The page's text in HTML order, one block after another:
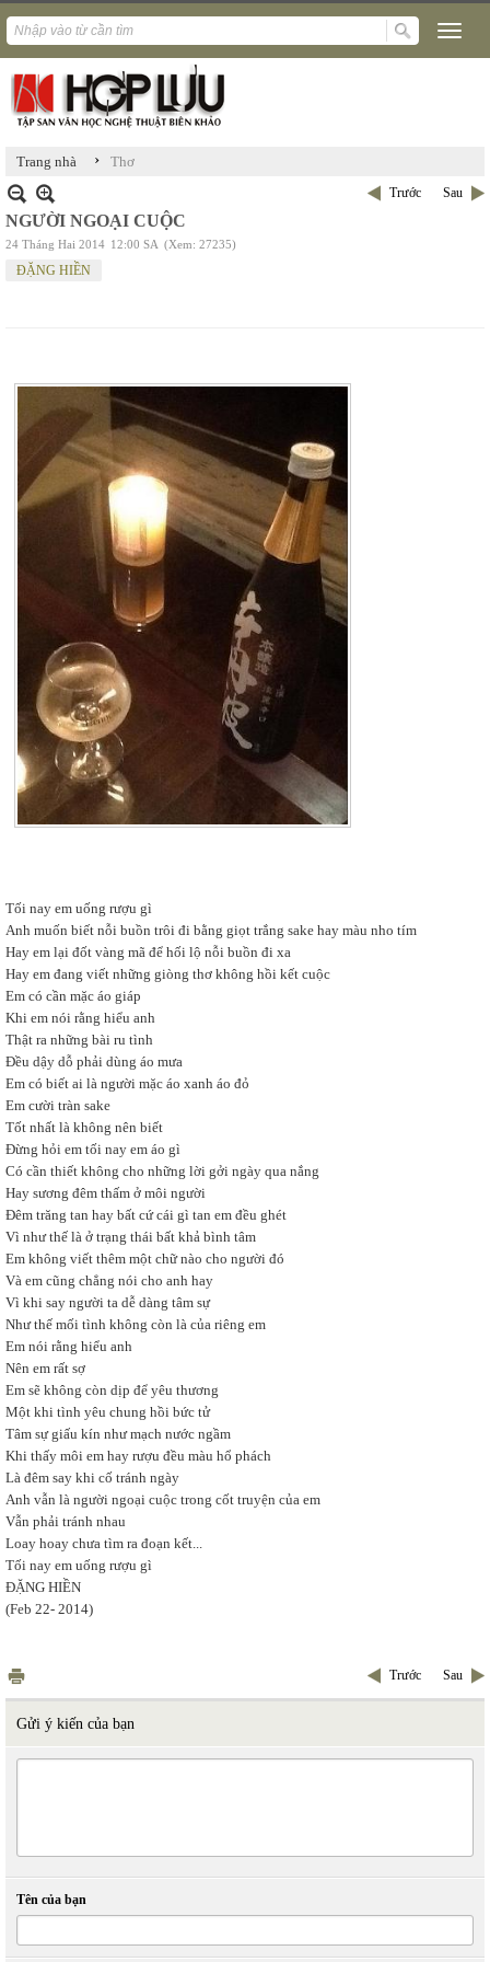
Trang nhà › Thơ
Trước Sau
NGƯỜI NGOẠI CUỘC
24 Tháng Hai 2014 12:00 SA (Xem: 27235)
ĐẶNG HIỀN
Tối nay em uống rượu gì
Anh muốn biết nỗi buồn trôi đi bằng giọt trắng sake hay màu nho tím
Hay em lại đốt vàng mã để hối lộ nỗi buồn đi xa
Hay em đang viết những giòng thơ không hồi kết cuộc
Em có cần mặc áo giáp
Khi em nói rằng hiểu anh
Thật ra những bài ru tình
Đều dậy dỗ phải dùng áo mưa
Em có biết ai là người mặc áo xanh áo đỏ
Em cười tràn sake
Tốt nhất là không nên biết
Đừng hỏi em tối nay em áo gì
Có cần thiết không cho những lời gởi ngày qua nắng
Hay sương đêm thấm ở môi người
Đêm trăng tan hay bất cứ cái gì tan em đều ghét
Vì như thế là ở trạng thái bất khả bình tâm
Em không viết thêm một chữ nào cho người đó
Và em cũng chẳng nói cho anh hay
Vì khi say người ta dễ dàng tâm sự
Như thế mối tình không còn là của riêng em
Em nói rằng hiểu anh
Nên em rất sợ
Em sẽ không còn dịp để yêu thương
Một khi tình yêu chung hồi bức tử
Tâm sự giấu kín như mạch nước ngầm
Khi thấy môi em hay rượu đều màu hổ phách
Là đêm say khi cố tránh ngày
Anh vẫn là người ngoại cuộc trong cốt truyện của em
Vẫn phải tránh nhau
Loay hoay chưa tìm ra đoạn kết...
Tối nay em uống rượu gì
ĐẶNG HIỀN
(Feb 22- 2014)
Trước Sau
Gửi ý kiến của bạn
Tên của bạn